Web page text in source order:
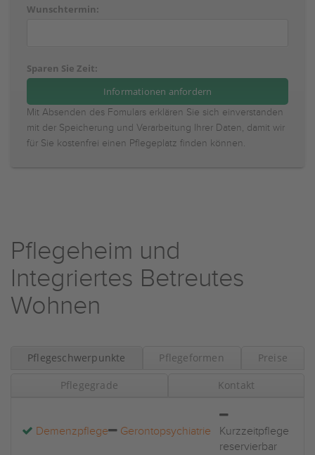
Wunschtermin:
Sparen Sie Zeit:
Mit Absenden des Fomulars erklären Sie sich einverstanden
mit der Speicherung und Verarbeitung Ihrer Daten, damit wir
für Sie kostenfrei einen Pflegeplatz finden können.
Pflegeheim und
Integriertes Betreutes
Wohnen
Pflegeschwerpunkte Pflegeformen Preise
Pflegegrade Kontakt
Demenzpflege Gerontopsychiatrie
Kurzzeitpflege
reservierbar